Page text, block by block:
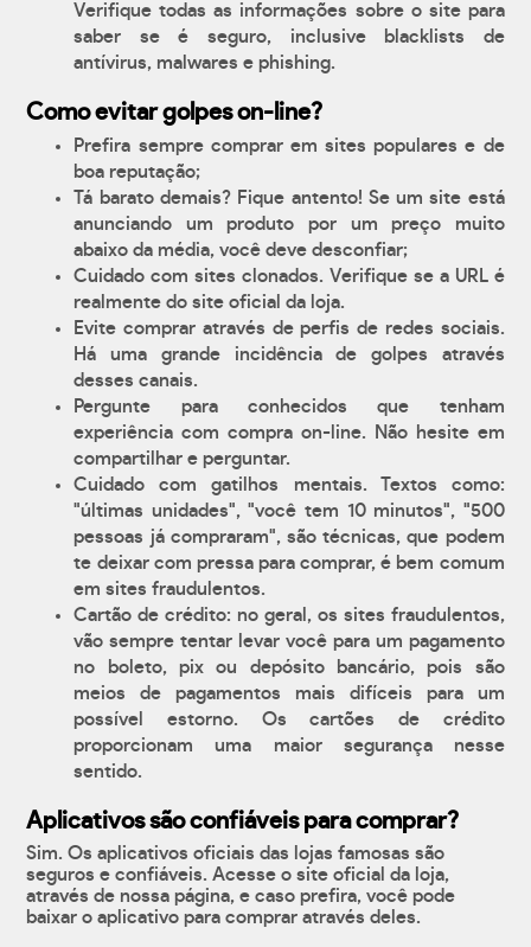
Verifique todas as informações sobre o site para
saber se é seguro, inclusive blacklists de
antívirus, malwares e phishing.
Como evitar golpes on-line?
Prefira sempre comprar em sites populares e de
boa reputação;
Tá barato demais? Fique antento! Se um site está
anunciando um produto por um preço muito
abaixo da média, você deve desconfiar;
Cuidado com sites clonados. Verifique se a URL é
realmente do site oficial da loja.
Evite comprar através de perfis de redes sociais.
Há uma grande incidência de golpes através
desses canais.
Pergunte para conhecidos que tenham
experiência com compra on-line. Não hesite em
compartilhar e perguntar.
Cuidado com gatilhos mentais. Textos como:
"últimas unidades", "você tem 10 minutos", "500
pessoas já compraram", são técnicas, que podem
te deixar com pressa para comprar, é bem comum
em sites fraudulentos.
Cartão de crédito: no geral, os sites fraudulentos,
vão sempre tentar levar você para um pagamento
no boleto, pix ou depósito bancário, pois são
meios de pagamentos mais difíceis para um
possível estorno. Os cartões de crédito
proporcionam uma maior segurança nesse
sentido.
Aplicativos são confiáveis para comprar?
Sim. Os aplicativos oficiais das lojas famosas são
seguros e confiáveis. Acesse o site oficial da loja,
através de nossa página, e caso prefira, você pode
baixar o aplicativo para comprar através deles.